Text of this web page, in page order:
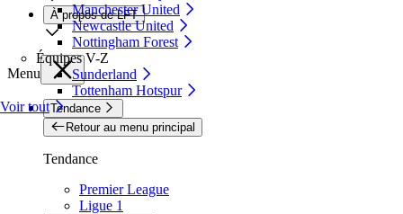
Manchester United
Newcastle United
Nottingham Forest
Équipes V-Z
Sunderland
Tottenham Hotspur
Voir tout
À propos de LFT
Menu
Tendance
Retour au menu principal
Tendance
Premier League
Ligue 1